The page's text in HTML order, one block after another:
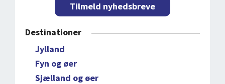
Tilmeld nyhedsbreve
Destinationer
Jylland
Fyn og øer
Sjælland og øer